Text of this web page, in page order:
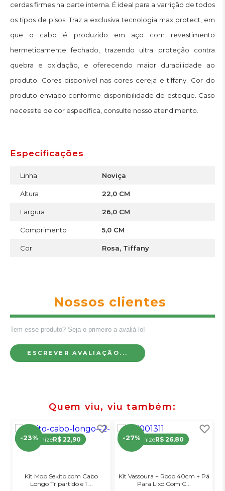
cerdas firmes na parte interna. É ideal para a varrição de todos
os tipos de pisos. Traz a exclusiva tecnologia max protect, em
que o cabo é produzido em aço com revestimento
hermeticamente fechado, trazendo ultra proteção contra
quebra e oxidação, e oferecendo maior durabilidade ao
produto. Cores disponível nas cores cereja e tiffany. Cor do
produto enviado conforme disponibilidade de estoque. Caso
necessite de cor específica, consulte nosso atendimento.
Especificações
Linha Noviça
Altura 22,0 CM
Largura 26,0 CM
Comprimento 5,0 CM
Cor Rosa, Tiffany
Nossos clientes
Tem esse produto? Seja o primeiro a avaliá-lo!
ESCREVER AVALIAÇÃO...
Quem viu, viu também
-23%
EconomizeR$ 22,90
Kit Mop Sekito com Cabo
Longo Tripartido e 1 ...
-27%
EconomizeR$ 26,80
Kit Vassoura + Rodo 40cm + Pá
Para Lixo Com C...